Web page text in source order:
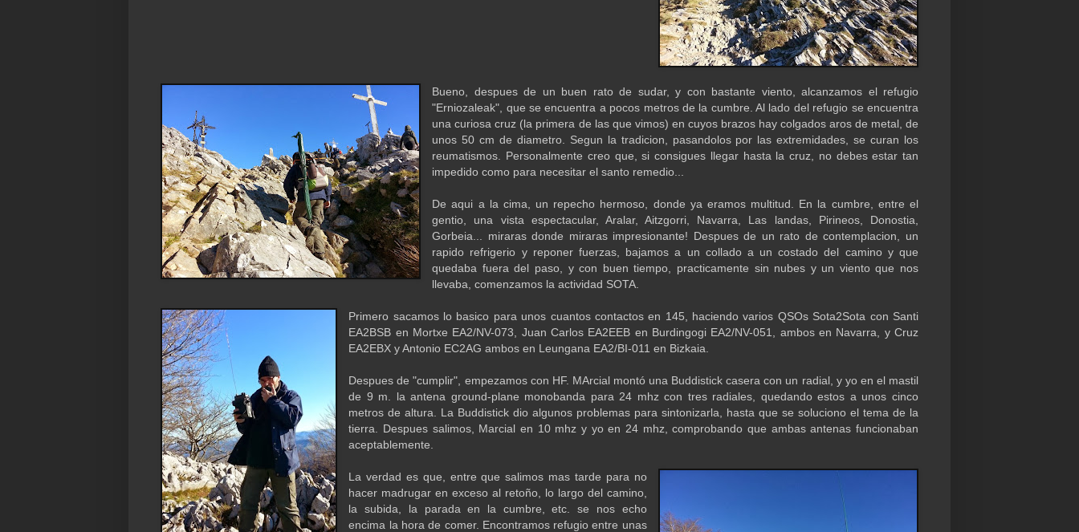
Bueno, despues de un buen rato de sudar, y con bastante viento, alcanzamos el refugio
"Erniozaleak", que se encuentra a pocos metros de la cumbre. Al lado del refugio se encuentra
una curiosa cruz (la primera de las que vimos) en cuyos brazos hay colgados aros de metal, de
unos 50 cm de diametro. Segun la tradicion, pasandolos por las extremidades, se curan los
reumatismos. Personalmente creo que, si consigues llegar hasta la cruz, no debes estar tan
impedido como para necesitar el santo remedio...
De aqui a la cima, un repecho hermoso, donde ya eramos multitud. En la cumbre, entre el
gentio, una vista espectacular, Aralar, Aitzgorri, Navarra, Las landas, Pirineos, Donostia,
Gorbeia... miraras donde miraras impresionante! Despues de un rato de contemplacion, un
rapido refrigerio y reponer fuerzas, bajamos a un collado a un costado del camino y que
quedaba fuera del paso, y con buen tiempo, practicamente sin nubes y un viento que nos
llevaba, comenzamos la actividad SOTA.
Primero sacamos lo basico para unos cuantos contactos en 145, haciendo varios QSOs Sota2Sota con Santi
EA2BSB en Mortxe EA2/NV-073, Juan Carlos EA2EEB en Burdingogi EA2/NV-051, ambos en Navarra, y Cruz
EA2EBX y Antonio EC2AG ambos en Leungana EA2/BI-011 en Bizkaia.
Despues de "cumplir", empezamos con HF. MArcial montó una Buddistick casera con un radial, y yo en el mastil
de 9 m. la antena ground-plane monobanda para 24 mhz con tres radiales, quedando estos a unos cinco
metros de altura. La Buddistick dio algunos problemas para sintonizarla, hasta que se soluciono el tema de la
tierra. Despues salimos, Marcial en 10 mhz y yo en 24 mhz, comprobando que ambas antenas funcionaban
aceptablemente.
La verdad es que, entre que salimos mas tarde para no
hacer madrugar en exceso al retoño, lo largo del camino,
la subida, la parada en la cumbre, etc. se nos echo
encima la hora de comer. Encontramos refugio entre unas